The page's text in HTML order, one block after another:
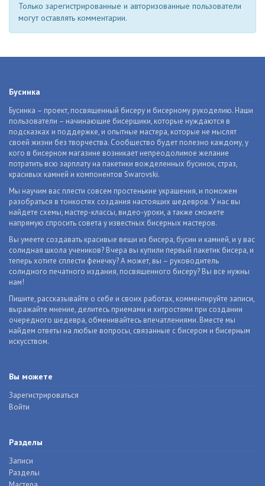
Только зарегистрированные и авторизованные пользователи
могут оставлять комментарии.
Бусинка
Бусинка – проект, посвященный бисеру и бисерному рукоделию. Наши
пользователи – начинающие бисерщики, которые нуждаются в
подсказках и поддержке, и опытные мастера, которые не мыслят
своей жизни без творчества. Сообщество будет полезно каждому, у
кого в бисерном магазине возникает непреодолимое желание
потратить всю зарплату на пакетики вожделенных бусинок, страз,
красивых камней и компонентов Swarovski.
Мы научим вас плести совсем простенькие украшения, и поможем
разобраться в тонкостях создания настоящих шедевров. У нас вы
найдете схемы, мастер-классы, видео-уроки, а также сможете
напрямую спросить совета у известных бисерных мастеров.
Вы умеете создавать красивые вещи из бисера, бусин и камней, и у вас
солидная школа учеников? Вчера вы купили первый пакетик бисера, и
теперь хотите сплести фенечку? А может, вы – руководитель
солидного печатного издания, посвященного бисеру? Вы все нужны
нам!
Пишите, рассказывайте о себе и своих работах, комментируйте записи,
выражайте мнение, делитесь приемами и хитростями при создании
очередного шедевра, обменивайтесь впечатлениями. Вместе мы
найдем ответы на любые вопросы, связанные с бисером и бисерным
искусством.
Вы можете
Зарегистрироваться
Войти
Разделы
Записи
Разделы